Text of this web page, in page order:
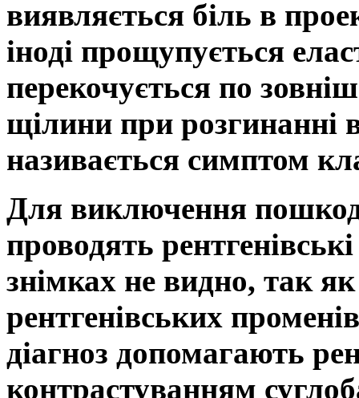
виявляється біль в
іноді прощупується
перекочується по
щілини при розгинанні
називається симптом
Для виключення
проводять
знімках не видно, так
рентгенівських
діагноз допомагають
контрастуванням